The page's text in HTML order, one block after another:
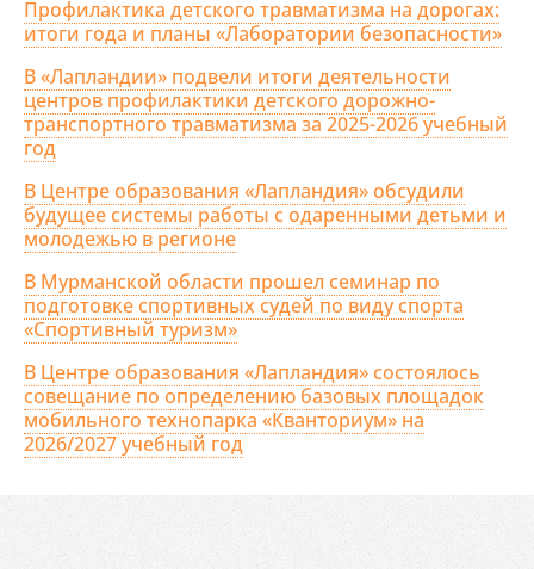
Профилактика детского травматизма на дорогах:
итоги года и планы «Лаборатории безопасности»
В «Лапландии» подвели итоги деятельности
центров профилактики детского дорожно-
транспортного травматизма за 2025-2026 учебный
год
В Центре образования «Лапландия» обсудили
будущее системы работы с одаренными детьми и
молодежью в регионе
В Мурманской области прошел семинар по
подготовке спортивных судей по виду спорта
«Спортивный туризм»
В Центре образования «Лапландия» состоялось
совещание по определению базовых площадок
мобильного технопарка «Кванториум» на
2026/2027 учебный год